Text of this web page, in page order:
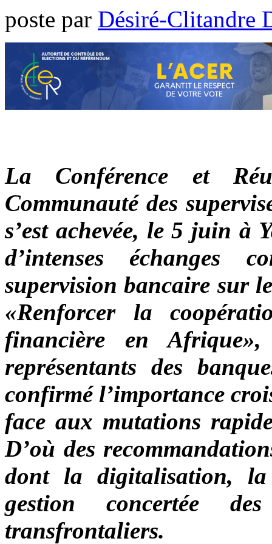
poste par Désiré-Clitandre
La Conférence et
Communauté des
s’est achevée, le 5 juin à
d’intenses échanges
supervision bancaire sur
«Renforcer la
financière en
représentants des
confirmé l’importance
face aux mutations
D’où des
dont la digitalisation,
gestion concertée
transfrontaliers.